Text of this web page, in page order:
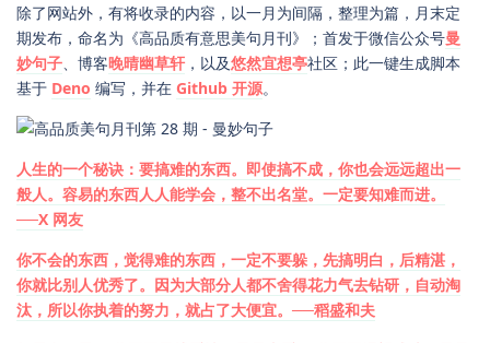
除了网站外，有将收录的内容，以一月为间隔，整理为篇，月末定
期发布，命名为《高品质有意思美句月刊》；首发于微信公众号曼
妙句子 、博客晚晴幽草轩 ，以及悠然宜想亭社区；此一键生成脚本
基于 Deno 编写，并在 Github 开源。
人生的一个秘诀： 要搞难的东西。即使搞不成，你也会远远超出一
般人。容易的东西人人能学会，整不出名堂。一定要知难而进。
──X 网友
你不会的东西，觉得难的东西，一定不要躲，先搞明白，后精湛，
你就比别人优秀了。 因为大部分人都不舍得花力气去钻研，自动淘
汰，所以你执着的努力，就占了大便宜。──稻盛和夫